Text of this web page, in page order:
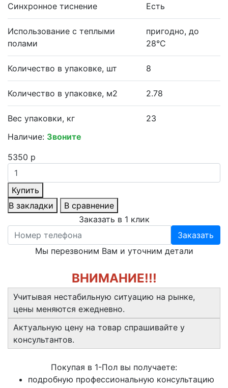
Синхронное тиснение Есть
Использование с теплыми
полами
пригодно, до
28°С
Количество в упаковке, шт 8
Количество в упаковке, м2 2.78
Вес упаковки, кг
23
Наличие: Звоните
5350 р
Купить
В закладки
В сравнение
Заказать в 1 клик
Заказать
Мы перезвоним Вам и уточним детали
ВНИМАНИЕ!!!
Учитывая нестабильную ситуацию на рынке,
цены меняются ежедневно.
Актуальную цену на товар спрашивайте у
консультантов.
Покупая в 1-Пол вы получаете:
подробную профессиональную консультацию